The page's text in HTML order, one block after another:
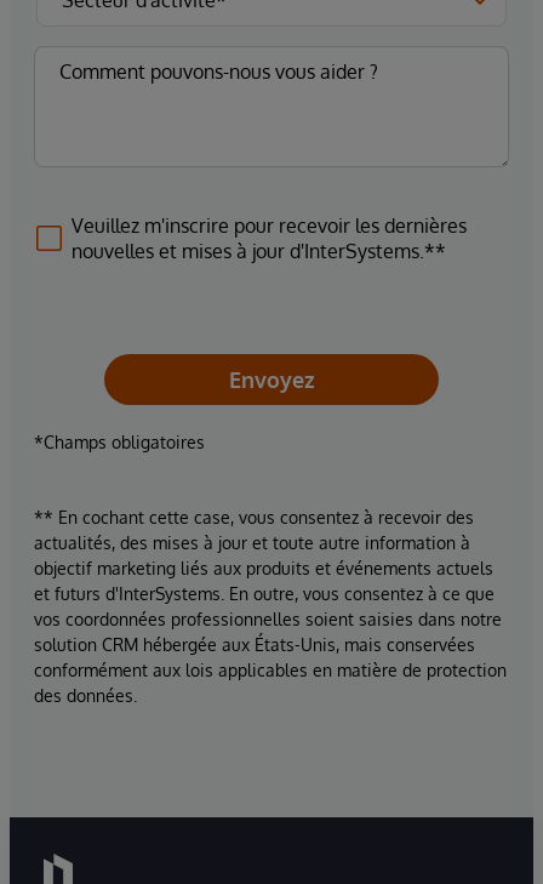
Veuillez m'inscrire pour recevoir les dernières
nouvelles et mises à jour d'InterSystems.**
Envoyez
*Champs obligatoires
** En cochant cette case, vous consentez à recevoir des
actualités, des mises à jour et toute autre information à
objectif marketing liés aux produits et événements actuels
et futurs d'InterSystems. En outre, vous consentez à ce que
vos coordonnées professionnelles soient saisies dans notre
solution CRM hébergée aux États-Unis, mais conservées
conformément aux lois applicables en matière de protection
des données.